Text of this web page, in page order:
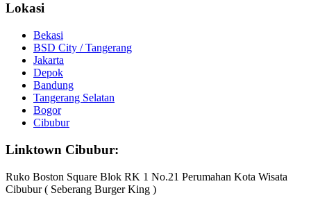
Lokasi
Bekasi
BSD City / Tangerang
Jakarta
Depok
Bandung
Tangerang Selatan
Bogor
Cibubur
Linktown Cibubur:
Ruko Boston Square Blok RK 1 No.21 Perumahan Kota Wisata
Cibubur ( Seberang Burger King )